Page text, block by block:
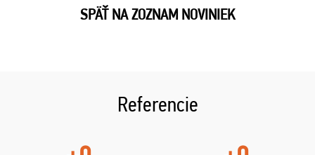
SPÄŤ NA ZOZNAM NOVINIEK
Referencie